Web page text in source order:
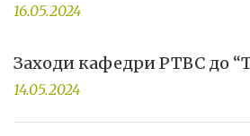
16.05.2024
Заходи кафедри РТВС до
14.05.2024